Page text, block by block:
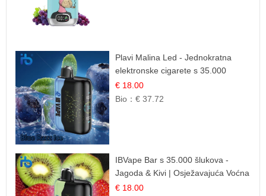
Plavi Malina Led - Jednokratna
elektronske cigarete s 35.000
šlukova | IBVape
€ 18.00
Bio：€ 37.72
IBVape Bar s 35.000 šlukova -
Jagoda & Kivi | Osježavajuća Voćna
Mješavina
€ 18.00